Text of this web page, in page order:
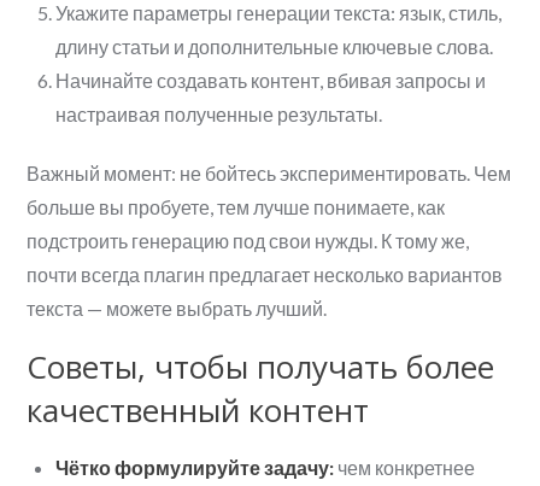
Укажите параметры генерации текста: язык, стиль,
длину статьи и дополнительные ключевые слова.
Начинайте создавать контент, вбивая запросы и
настраивая полученные результаты.
Важный момент: не бойтесь экспериментировать. Чем
больше вы пробуете, тем лучше понимаете, как
подстроить генерацию под свои нужды. К тому же,
почти всегда плагин предлагает несколько вариантов
текста — можете выбрать лучший.
Советы, чтобы получать более
качественный контент
Чётко формулируйте задачу: чем конкретнее